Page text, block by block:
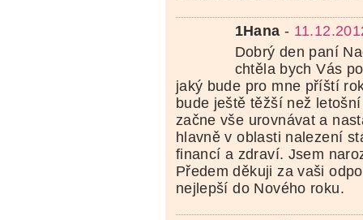
1Hana -
Dobrý den paní
chtěla bych Vás
jaký bude pro mne příští
bude ještě těžší než
začne vše urovnávat a
hlavně v oblasti nalezení
financí a zdraví. Jsem
Předem děkuji za vaši
nejlepší do Nového roku.